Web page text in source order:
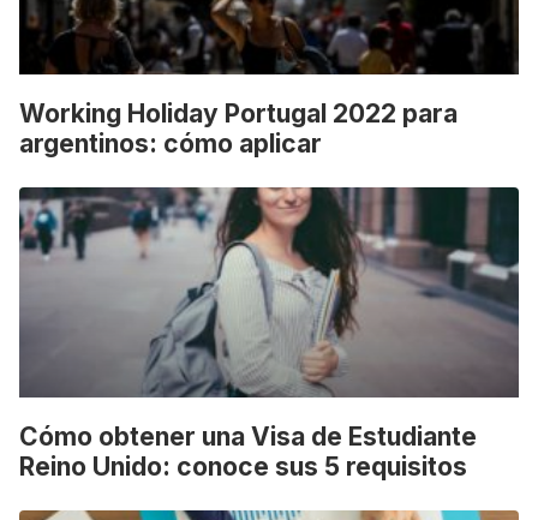
Working Holiday Portugal 2022 para
argentinos: cómo aplicar
Cómo obtener una Visa de Estudiante
Reino Unido: conoce sus 5 requisitos